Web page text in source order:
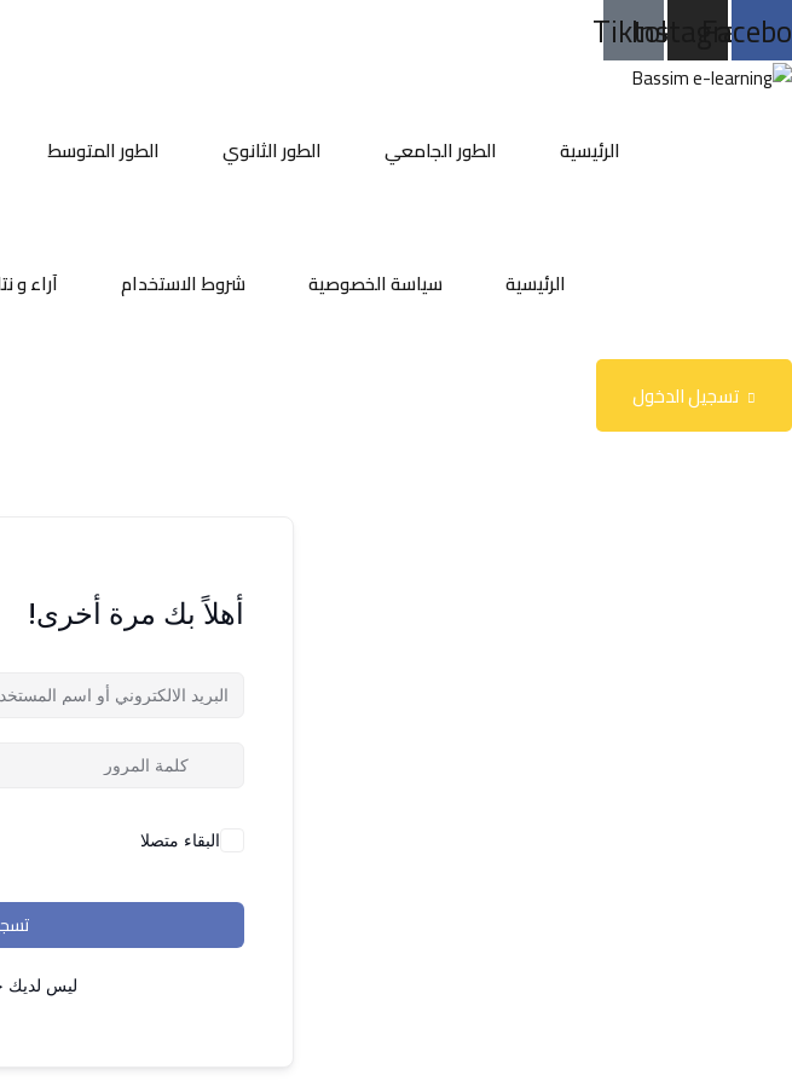
تخطي
إلى
المحتوى
Instagram
Tiktok
الرئيسية الطور الجامعي الطور الثانوي الطور المتوسط
الرئيسية سياسة الخصوصية شروط الاستخدام آراء و
تسجيل الدخول
أهلاً بك مرة أخرى!
البقاء متصلا
ليس
تذكر لي